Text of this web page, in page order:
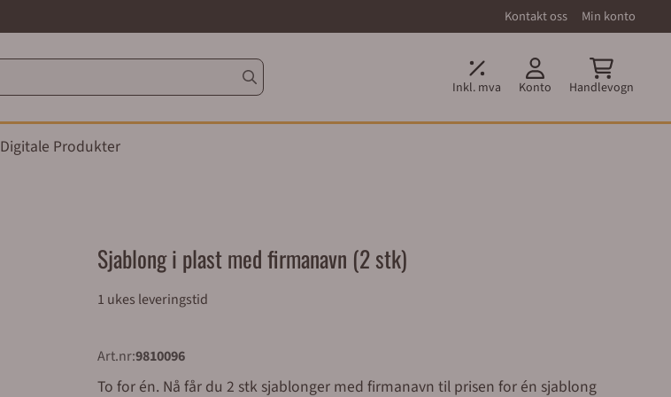
Kontakt oss Min konto
Inkl. mva Konto Handlevogn
Digitale Produkter
Sjablong i plast med firmanavn (2 stk)
1 ukes leveringstid
Art.nr:9810096
To for én. Nå får du 2 stk sjablonger med firmanavn til prisen for én sjablong